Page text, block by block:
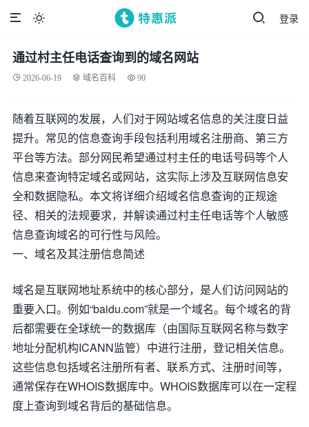
登录

通过村主任电话查询到的域名网站
2026-06-19 域名百科 90
随着互联网的发展，人们对于网站域名信息的关注度日益
提升。常见的信息查询手段包括利用域名注册商、第三方
平台等方法。部分网民希望通过村主任的电话号码等个人
信息来查询特定域名或网站，这实际上涉及互联网信息安
全和数据隐私。本文将详细介绍域名信息查询的正规途
径、相关的法规要求，并解读通过村主任电话等个人敏感
信息查询域名的可行性与风险。
一、域名及其注册信息简述
域名是互联网地址系统中的核心部分，是人们访问网站的
重要入口。例如“baidu.com”就是一个域名。每个域名的背
后都需要在全球统一的数据库（由国际互联网名称与数字
地址分配机构ICANN监管）中进行注册，登记相关信息。
这些信息包括域名注册所有者、联系方式、注册时间等，
通常保存在WHOIS数据库中。WHOIS数据库可以在一定程
度上查询到域名背后的基础信息。